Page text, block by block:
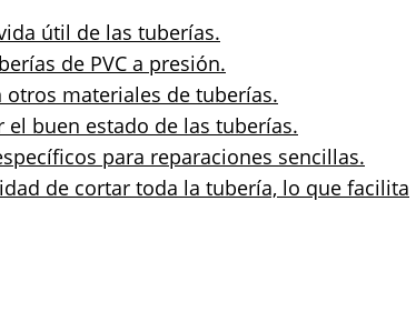
útil de las tuberías.
de PVC a presión.
materiales de tuberías.
buen estado de las tuberías.
para reparaciones sencillas.
de cortar toda la tubería, lo que facilita